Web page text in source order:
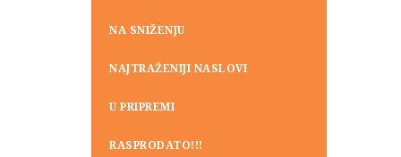
NA SNIŽENJU
NAJTRAŽENIJI NASLOVI
U PRIPREMI
RASPRODATO!!!